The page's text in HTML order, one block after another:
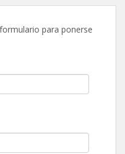
para ponerse